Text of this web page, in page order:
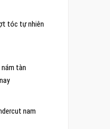
tóc tự nhiên
tàn
nam